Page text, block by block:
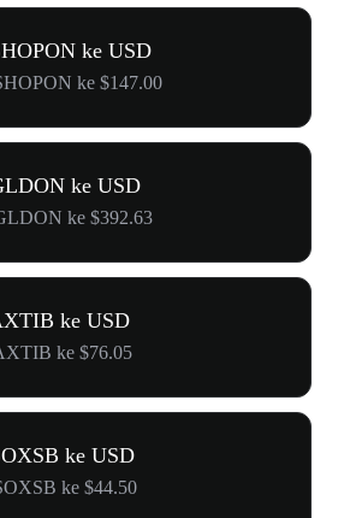
ke USD
ke $147.00
ke USD
ke $392.63
ke USD
ke $76.05
ke USD
ke $44.50